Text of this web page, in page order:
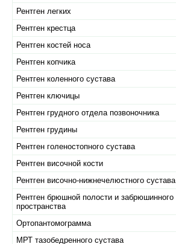
Рентген легких
Рентген крестца
Рентген костей носа
Рентген копчика
Рентген коленного сустава
Рентген ключицы
Рентген грудного отдела позвоночника
Рентген грудины
Рентген голеностопного сустава
Рентген височной кости
Рентген височно-нижнечелюстного сустава
Рентген брюшной полости и забрюшинного
пространства
Ортопантомограмма
МРТ тазобедренного сустава